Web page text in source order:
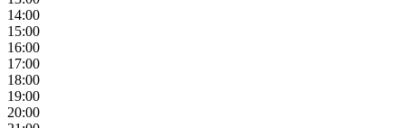
14:00
15:00
16:00
17:00
18:00
19:00
20:00